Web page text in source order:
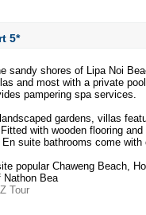
5*
sandy shores of Lipa Noi
and most with a private
pampering spa services.
gardens, villas
with wooden flooring
suite bathrooms come
popular Chaweng Beach,
Nathon Bea
Z Tour